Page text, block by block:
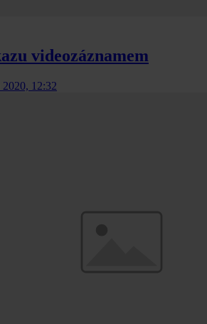
videozáznamem
2020, 12:32